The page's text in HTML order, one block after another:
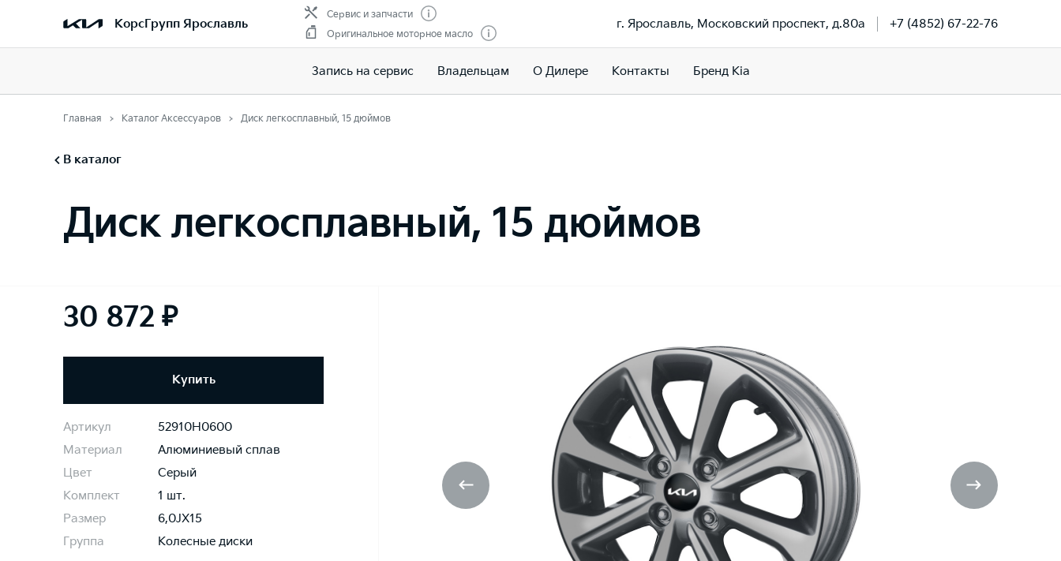
КорсГрупп Ярославль
Сервис и запчасти
Оригинальное моторное масло
г. Ярославль, Московский проспект, д.80а +7 (4852) 67-22-76
Запись на сервис Владельцам О Дилере Контакты Бренд Kia
Главная Каталог Аксессуаров Диск легкосплавный, 15 дюймов
В каталог
Диск легкосплавный, 15 дюймов
30 872 ₽
Купить
Артикул
52910H0600
Материал
Алюминиевый сплав
Цвет
Серый
Комплект
1 шт.
Размер
6,0JХ15
Группа
Колесные диски